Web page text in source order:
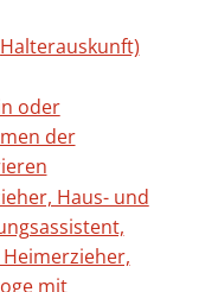
oder
der
Haus- und
mit